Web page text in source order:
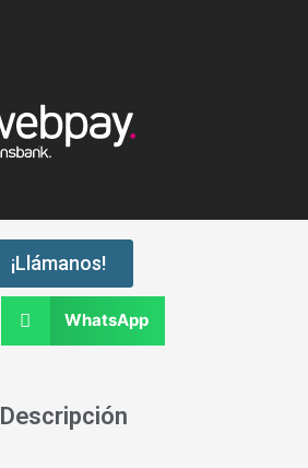
¡Llámanos!
WhatsApp
Descripción